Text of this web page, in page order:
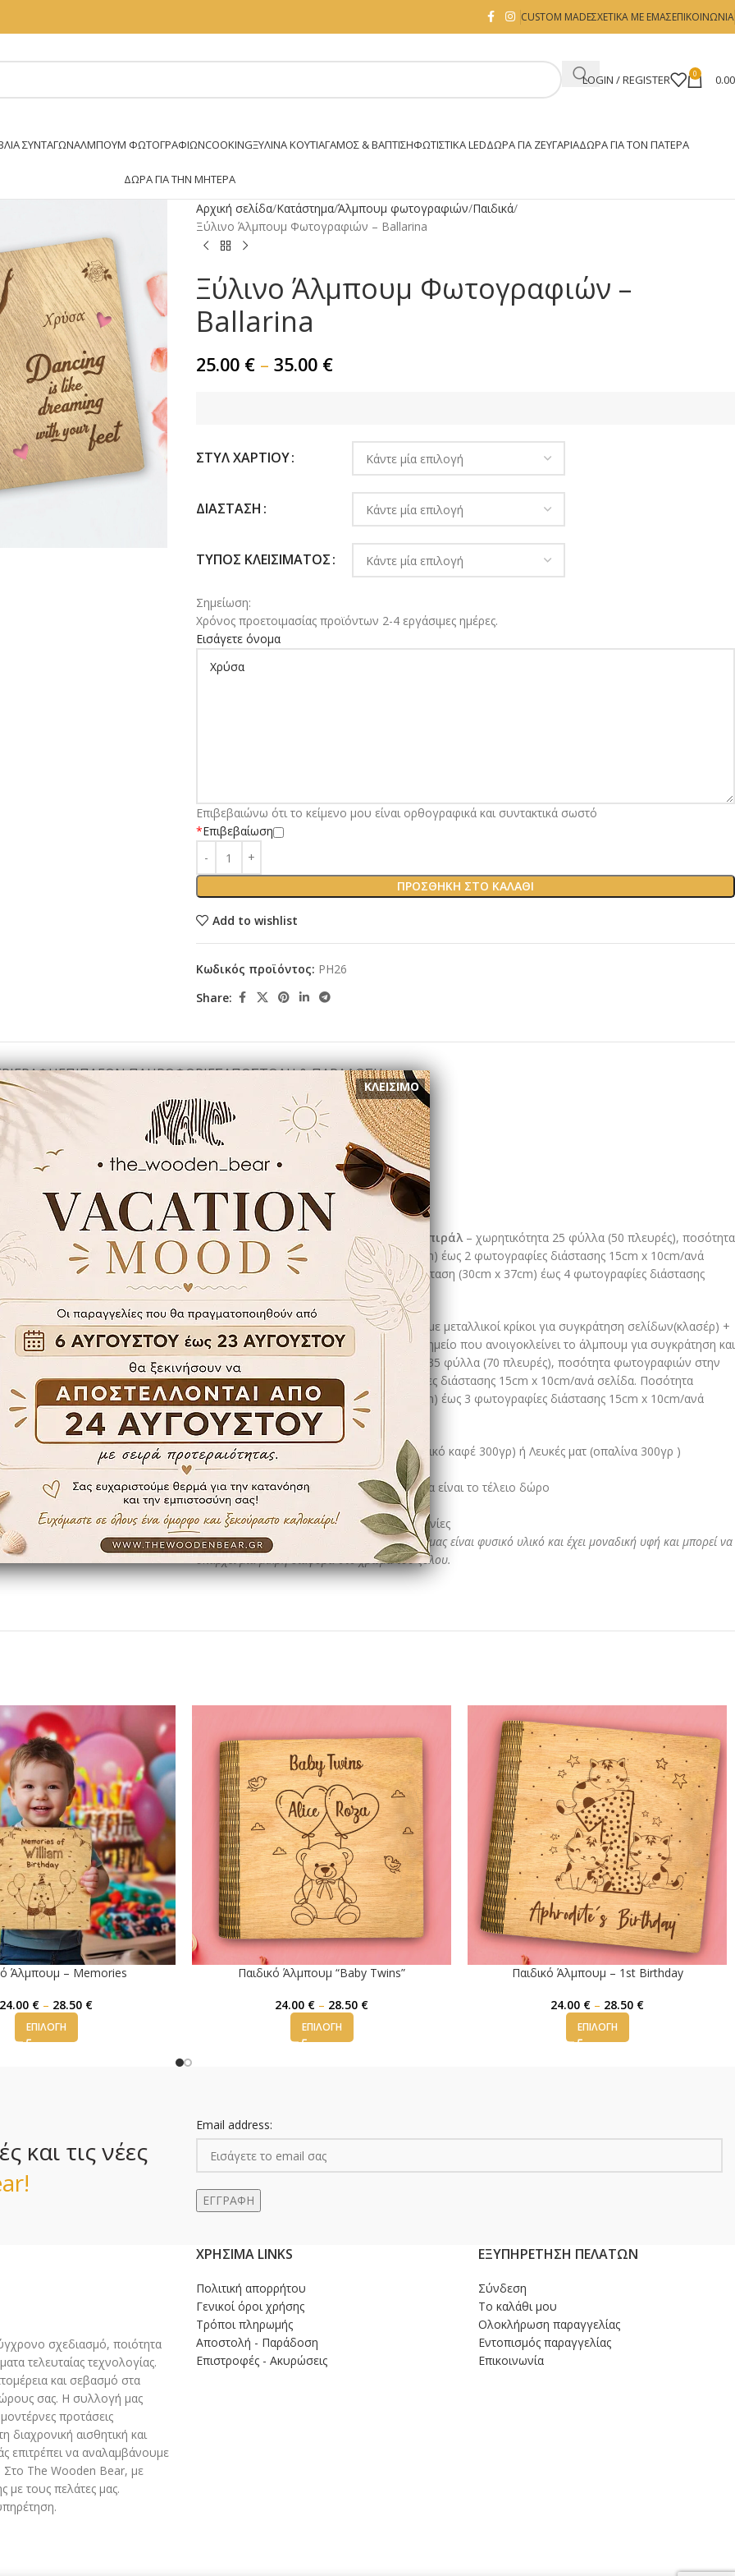
CUSTOM MADEΣΧΕΤΙΚΑ ΜΕ ΕΜΑΣΕΠΙΚΟΙΝΩΝΙΑ
LOGIN / REGISTER 0
ΣΥΝΤΑΓΏΝΆΛΜΠΟΥΜ ΦΩΤΟΓΡΑΦΙΏΝCOOKINGΞΥΛΙΝΑ ΚΟΥΤΙΑΓΑΜΟΣ & ΒΑΠΤΙΣΗΦΩΤΙΣΤΙΚΆ LEDΔΏΡΑ ΓΙΑ ΖΕΥΓΆΡΙΑΔΏΡΑ ΓΙΑ ΤΟΝ ΠΑΤΈΡΑ
ΔΏΡΑ ΓΙΑ ΤΗΝ ΜΗΤΈΡΑ
Αρχική σελίδα Κατάστημα Άλμπουμ φωτογραφιών Παιδικά
Ξύλινο Άλμπουμ Φωτογραφιών – Ballarina
Ξύλινο Άλμπουμ Φωτογραφιών –
Ballarina
25.00 € – 35.00 €
ΣΤΥΛ ΧΑΡΤΙΟΎ
ΔΙΆΣΤΑΣΗ
ΤΎΠΟΣ ΚΛΕΙΣΊΜΑΤΟΣ
Σημείωση:
Χρόνος προετοιμασίας προϊόντων 2-4 εργάσιμες ημέρες.
Εισάγετε όνομα
*Επιβεβαίωση
Επιβεβαιώνω ότι το κείμενο μου είναι ορθογραφικά και συντακτικά σωστό
ΠΡΟΣΘΉΚΗ ΣΤΟ ΚΑΛΆΘΙ
Add to wishlist
Κωδικός προϊόντος: PH26
Share:
ΕΠΙΠΛΈΟΝ ΠΛΗΡΟΦΟΡΊΕΣΑΠΟΣΤΟΛΉ & ΠΑΡΆΔΟΣΗ
με ροζ φόντο!
ξεχωριστό χώρο για να
για να φυλάξει τις
πιο σημαντικές του στιγμές.
μηνύματος, μπορεί
ευχών για τη βάπτιση.
ένα μοναδικό ενθύμιο
τη ζωή και, όταν
Ξύλινο εξώφυλλο και οπισθόφυλλο
Διάσταση(21cm x 30cm)
(30cm x 37cm)
Επιλογή Κλεισίματος Άλμπουμ:
1) Επιλογή κλεισίματος α) Μεταλλικό Σπιράλ– χωρητικότητα 25 φύλλα (50 πλευρές), ποσότητα
φωτογραφιών στην διάσταση (21cm x 30cm) έως 2 φωτογραφίες διάστασης 15cm x 10cm/ανά
σελίδα. Ποσότητα φωτογραφιών στην διάσταση (30cm x 37cm) έως 4 φωτογραφίες διάστασης
15cm x 10cm/ανά σελίδα
2) Επιλογή κλεισίματος β) Ξύλινη ράχη
με μεταλλικοί κρίκοι για συγκράτηση σελίδων(κλασέρ) +
εσωτερική επένδυση δερματίνης
στο σημείο που ανοιγοκλείνει το άλμπουμ για συγκράτηση και
μεγαλύτερη ανθεκτικότητα. Χωρητικότητα 35 φύλλα (70 πλευρές), ποσότητα φωτογραφιών στην
διάσταση (21cm x 30cm) έως 2 φωτογραφίες διάστασης 15cm x 10cm/ανά σελίδα. Ποσότητα
φωτογραφιών στην διάσταση (30cm x 37cm) έως 3 φωτογραφίες διάστασης 15cm x 10cm/ανά
σελίδα.
Επιλογή τύπου χαρτιού : α)Κραφτ (οικολογικό καφέ 300γρ) ή Λευκές ματ (οπαλίνα 300γρ )
Χάραξη σχεδίου στο εξώφυλλο με Laser
Παραδίδεται σε συσκευασία δώρου ώστε να είναι το τέλειο δώρο
​ για όποιον το επιλέξει.​
Συμπεριλαμβάνονται 190 Αυτοκόλλητες Γωνίες
* To ξύλο που χρησιμοποιούμε στα προϊόντα μας είναι φυσικό υλικό και έχει μοναδική υφή και μπορεί να
υπάρχει μια μικρή διαφορά στο χρώμα του ξύλου.
Άλμπουμ – Memories
24.00 € – 28.50 €
ΕΠΙΛΟΓΉ
Παιδικό Άλμπουμ “Baby Twins”
24.00 € – 28.50 €
ΕΠΙΛΟΓΉ
Παιδικό Άλμπουμ – 1st Birthday
24.00 € – 28.50 €
ΕΠΙΛΟΓΉ
και τις νέες
Email address:
σχεδιασμό, ποιότητα
τελευταίας τεχνολογίας.
και σεβασμό στα
σας. Η συλλογή μας
προτάσεις
διαχρονική αισθητική και
επιτρέπει να αναλαμβάνουμε
Στο The Wooden Bear, με
με τους πελάτες μας.
ΧΡΉΣΙΜΑ LINKS
Πολιτική απορρήτου
Γενικοί όροι χρήσης
Τρόποι πληρωμής
Αποστολή - Παράδοση
Επιστροφές - Ακυρώσεις
ΕΞΥΠΗΡΕΤΗΣΗ ΠΕΛΑΤΩΝ
Σύνδεση
Το καλάθι μου
Ολοκλήρωση παραγγελίας
Εντοπισμός παραγγελίας
Επικοινωνία
ΚΛΕΙΣΙΜΟ